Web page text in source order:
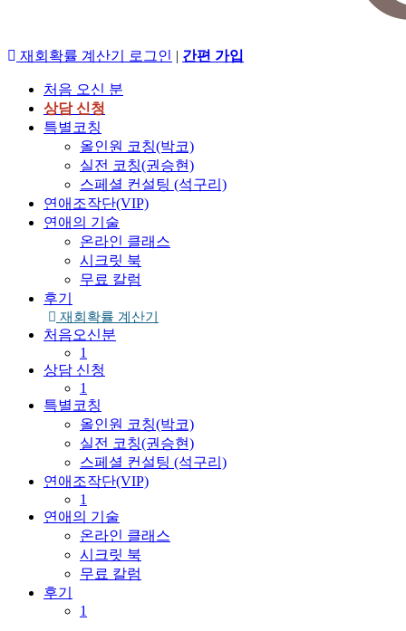
재회확률 계산기 로그인 | 간편 가입
처음 오신 분
상담 신청
특별코칭
올인원 코칭(박코)
실전 코칭(권승현)
스페셜 컨설팅 (석구리)
연애조작단(VIP)
연애의 기술
온라인 클래스
시크릿 북
무료 칼럼
후기
재회확률 계산기
처음오신분
1
상담 신청
1
특별코칭
올인원 코칭(박코)
실전 코칭(권승현)
스페셜 컨설팅 (석구리)
연애조작단(VIP)
1
연애의 기술
온라인 클래스
시크릿 북
무료 칼럼
후기
1